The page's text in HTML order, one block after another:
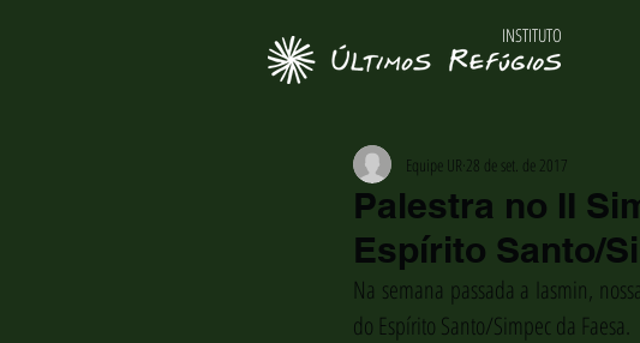
Palestra no II
Espírito Santo/
Equipe UR 28 de set. de 2017
Na semana passada a Iasmin,
do Espírito Santo/Simpec da Faesa.
INSTITUTO